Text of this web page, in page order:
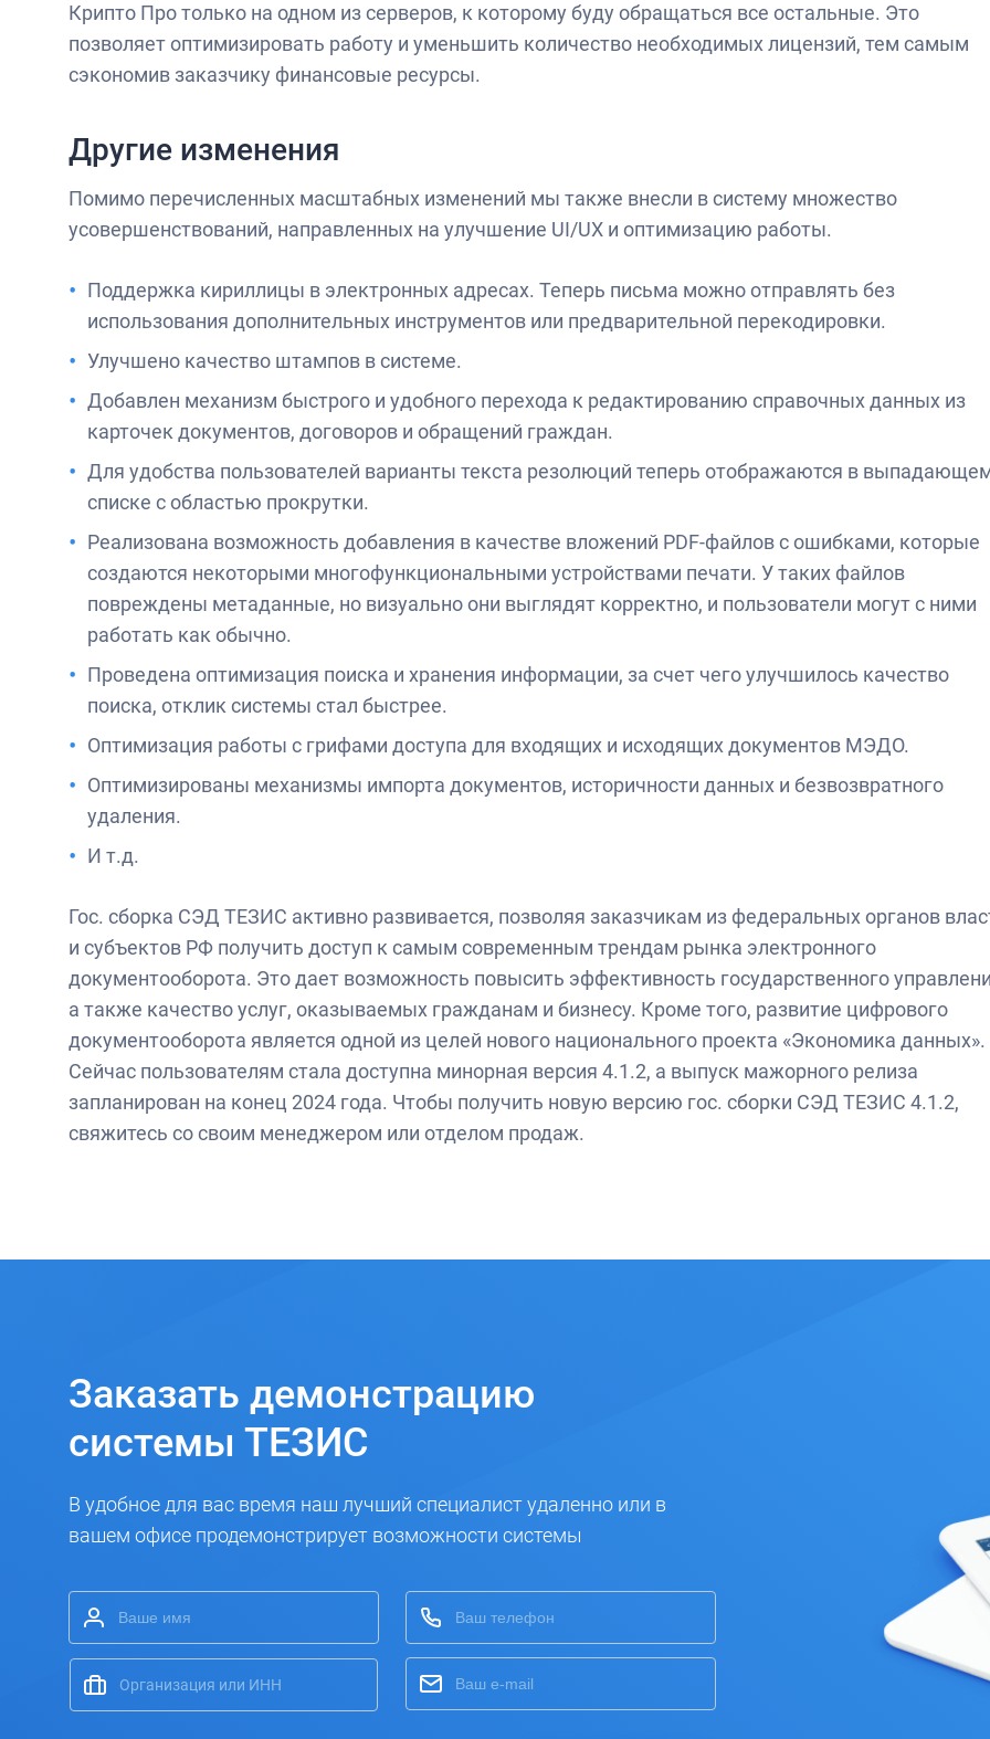
Крипто Про только на одном из серверов, к которому буду обращаться все остальные. Это
позволяет оптимизировать работу и уменьшить количество необходимых лицензий, тем самым
сэкономив заказчику финансовые ресурсы.
Другие изменения
Помимо перечисленных масштабных изменений мы также внесли в систему множество
усовершенствований, направленных на улучшение UI/UX и оптимизацию работы.
Поддержка кириллицы в электронных адресах. Теперь письма можно отправлять без
использования дополнительных инструментов или предварительной перекодировки.
Улучшено качество штампов в системе.
Добавлен механизм быстрого и удобного перехода к редактированию справочных данных из
карточек документов, договоров и обращений граждан.
Для удобства пользователей варианты текста резолюций теперь отображаются в
списке с областью прокрутки.
Реализована возможность добавления в качестве вложений PDF-файлов с ошибками, которые
создаются некоторыми многофункциональными устройствами печати. У таких файлов
повреждены метаданные, но визуально они выглядят корректно, и пользователи могут с ними
работать как обычно.
Проведена оптимизация поиска и хранения информации, за счет чего улучшилось качество
поиска, отклик системы стал быстрее.
Оптимизация работы с грифами доступа для входящих и исходящих документов МЭДО.
Оптимизированы механизмы импорта документов, историчности данных и безвозвратного
удаления.
И т.д.
Гос. сборка СЭД ТЕЗИС активно развивается, позволяя заказчикам из федеральных органов
и субъектов РФ получить доступ к самым современным трендам рынка электронного
документооборота. Это дает возможность повысить эффективность государственного
а также качество услуг, оказываемых гражданам и бизнесу. Кроме того, развитие цифрового
документооборота является одной из целей нового национального проекта «Экономика данных».
Сейчас пользователям стала доступна минорная версия 4.1.2, а выпуск мажорного релиза
запланирован на конец 2024 года. Чтобы получить новую версию гос. сборки СЭД ТЕЗИС 4.1.2,
свяжитесь со своим менеджером или отделом продаж.
Заказать демонстрацию
системы ТЕЗИС
В удобное для вас время наш лучший специалист удаленно или в
вашем офисе продемонстрирует возможности системы